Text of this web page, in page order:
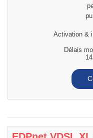
Activation &
Délais